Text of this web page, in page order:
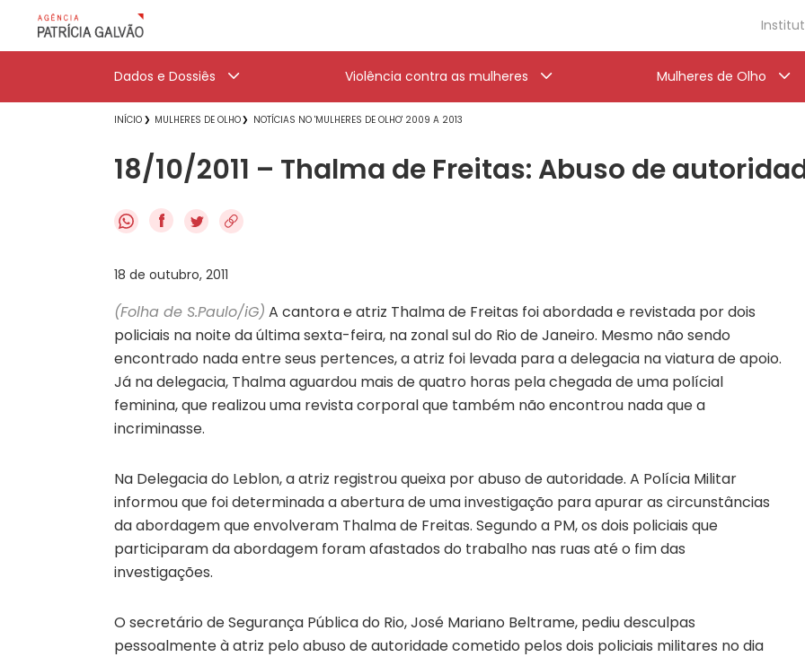
Dados e Dossiês Violência contra as mulheres Mulheres de Olho
INÍCIO MULHERES DE OLHO NOTÍCIAS NO 'MULHERES DE OLHO' 2009 A 2013
18/10/2011 – Thalma de Freitas: Abuso de
f
18 de outubro, 2011
(Folha de S.Paulo/iG) A cantora e atriz Thalma de Freitas foi abordada e revistada por dois
policiais na noite da última sexta-feira, na zonal sul do Rio de Janeiro. Mesmo não sendo
encontrado nada entre seus pertences, a atriz foi levada para a delegacia na viatura de apoio.
Já na delegacia, Thalma aguardou mais de quatro horas pela chegada de uma polícial
feminina, que realizou uma revista corporal que também não encontrou nada que a
incriminasse.
Na Delegacia do Leblon, a atriz registrou queixa por abuso de autoridade. A Polícia Militar
informou que foi determinada a abertura de uma investigação para apurar as circunstâncias
da abordagem que envolveram Thalma de Freitas. Segundo a PM, os dois policiais que
participaram da abordagem foram afastados do trabalho nas ruas até o fim das
investigações.
O secretário de Segurança Pública do Rio, José Mariano Beltrame, pediu desculpas
pessoalmente à atriz pelo abuso de autoridade cometido pelos dois policiais militares no dia